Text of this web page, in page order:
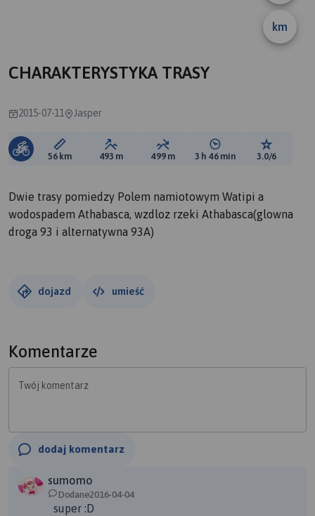
km
CHARAKTERYSTYKA TRASY
2015-07-11 Jasper
Długość trasy:
56 km Suma przewyższeń:
493 m Suma spadków:
499 m Średni czas potrzebny
3 h 46 min Ocena
3.0/6
Dwie trasy pomiedzy Polem namiotowym Watipi a
wodospadem Athabasca, wzdloz rzeki Athabasca(glowna
droga 93 i alternatywna 93A)
dojazd umieść
Komentarze
Twój komentarz
dodaj komentarz
sumomo
Dodane2016-04-04
super :D